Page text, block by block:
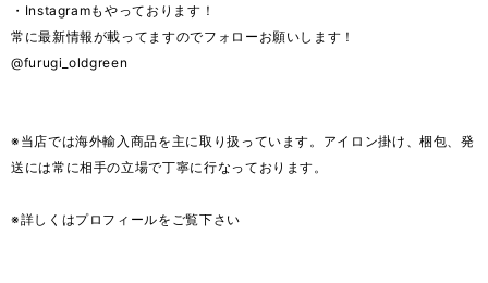
・Instagramもやっております！
常に最新情報が載ってますのでフォローお願いします！
@furugi_oldgreen
※当店では海外輸入商品を主に取り扱っています。アイロン掛け、梱包、発
送には常に相手の立場で丁寧に行なっております。
※詳しくはプロフィールをご覧下さい